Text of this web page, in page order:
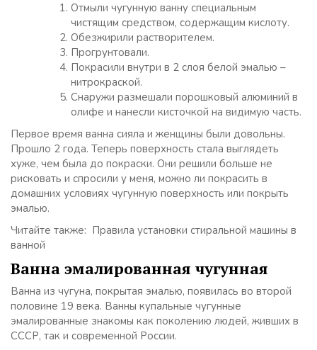
Отмыли чугунную ванну специальным
чистящим средством, содержащим кислоту.
Обезжирили растворителем.
Прогрунтовали.
Покрасили внутри в 2 слоя белой эмалью –
нитрокраской.
Снаружи размешали порошковый алюминий в
олифе и нанесли кисточкой на видимую часть.
Первое время ванна сияла и женщины были довольны.
Прошло 2 года. Теперь поверхность стала выглядеть
хуже, чем была до покраски. Они решили больше не
рисковать и спросили у меня, можно ли покрасить в
домашних условиях чугунную поверхность или покрыть
эмалью.
Читайте также: Правила установки стиральной машины в
ванной
Ванна эмалированная чугунная
Ванна из чугуна, покрытая эмалью, появилась во второй
половине 19 века. Ванны купальные чугунные
эмалированные знакомы как поколению людей, живших в
СССР, так и современной России.